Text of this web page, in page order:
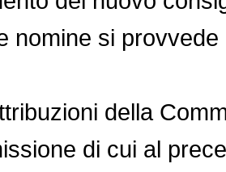
si provvede
della
di cui al